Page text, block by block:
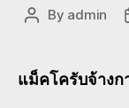
Post
By admin
แม็คโครับจ้าง